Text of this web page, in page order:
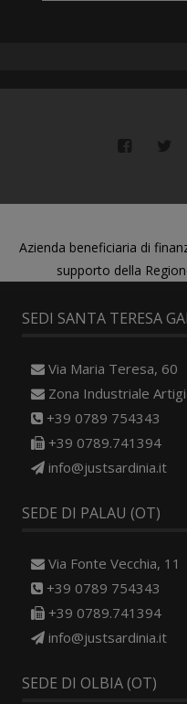
Azienda beneficiaria di
supporto della
SEDI SANTA TERESA
Via Maria Teresa, 60
Zona Industriale
+39 0789 754343
+39 0789.741394
info@justsardinia.it
SEDE DI PALAU (OT)
Via Fonte Vecchia, 11
+39 0789 754343
+39 0789.741394
info@justsardinia.it
SEDE DI OLBIA (OT)